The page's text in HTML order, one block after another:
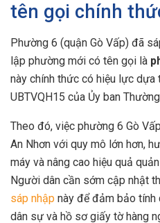
tên gọi chính
Phường 6 (quận Gò Vấp) đã
lập phường mới có tên gọi là
này chính thức có hiệu lực
UBTVQH15 của Ủy ban
Theo đó, việc phường 6 Gò
An Nhơn với quy mô lớn hơn,
máy và nâng cao hiệu quả
Người dân cần sớm cập nhật
sáp nhập này để đảm bảo tính
dân sự và hồ sơ giấy tờ hàng